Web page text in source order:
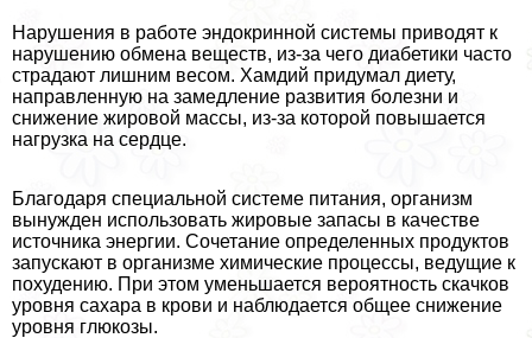
Нарушения в работе эндокринной системы приводят к
нарушению обмена веществ, из-за чего диабетики часто
страдают лишним весом. Хамдий придумал диету,
направленную на замедление развития болезни и
снижение жировой массы, из-за которой повышается
нагрузка на сердце.
Благодаря специальной системе питания, организм
вынужден использовать жировые запасы в качестве
источника энергии. Сочетание определенных продуктов
запускают в организме химические процессы, ведущие к
похудению. При этом уменьшается вероятность скачков
уровня сахара в крови и наблюдается общее снижение
уровня глюкозы.